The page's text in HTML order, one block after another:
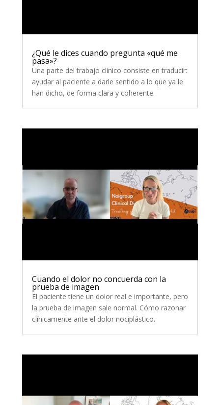
¿Qué le dices cuando pregunta «qué me
pasa»?
Una parte del trabajo clínico consiste en traducir:
ayudar al paciente a darle sentido a lo que ya le
han dicho, de forma clara y coherente.
Cuando el dolor no concuerda con la
prueba de imagen
El paciente tiene un dolor real e importante, pero
la prueba de imagen sale normal. Cómo razonar
clínicamente ante el dolor nociplástico.